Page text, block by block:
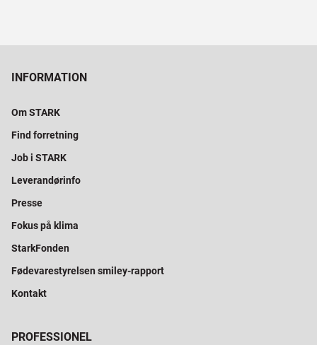
INFORMATION
Om STARK
Find forretning
Job i STARK
Leverandørinfo
Presse
Fokus på klima
StarkFonden
Fødevarestyrelsen smiley-rapport
Kontakt
PROFESSIONEL